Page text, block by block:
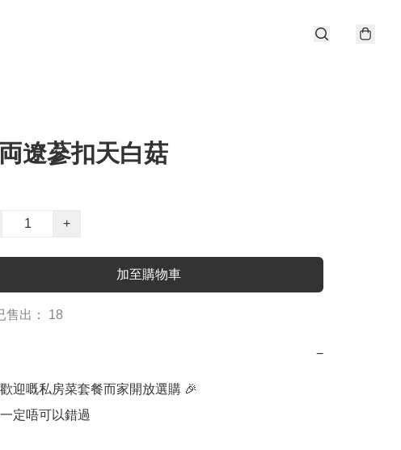
遼蔘扣天白菇
+
加至購物車
售出： 18
−
迎嘅私房菜套餐而家開放選購 🎉
定唔可以錯過